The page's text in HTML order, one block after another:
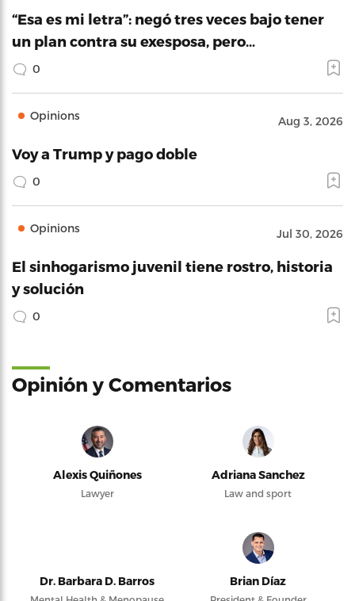
“Esa es mi letra”: negó tres veces bajo tener
un plan contra su exesposa, pero…
0
Opinions Aug 3, 2026
Voy a Trump y pago doble
0
Opinions Jul 30, 2026
El sinhogarismo juvenil tiene rostro, historia
y solución
0
Opinión y Comentarios
Alexis Quiñones
Lawyer
Adriana Sanchez
Law and sport
Dr. Barbara D. Barros Brian Díaz